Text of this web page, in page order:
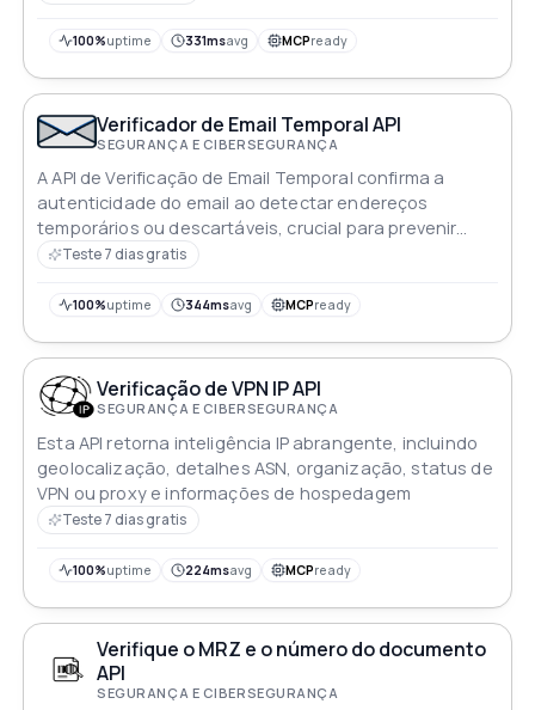
100%uptime 331msavg MCPready
Verificador de Email Temporal API
SEGURANÇA E CIBERSEGURANÇA
A API de Verificação de Email Temporal confirma a
autenticidade do email ao detectar endereços
temporários ou descartáveis, crucial para prevenir
spam e fraude
Teste 7 dias gratis
100%uptime 344msavg MCPready
Verificação de VPN IP API
SEGURANÇA E CIBERSEGURANÇA
Esta API retorna inteligência IP abrangente, incluindo
geolocalização, detalhes ASN, organização, status de
VPN ou proxy e informações de hospedagem
Teste 7 dias gratis
100%uptime 224msavg MCPready
Verifique o MRZ e o número do documento
API
SEGURANÇA E CIBERSEGURANÇA